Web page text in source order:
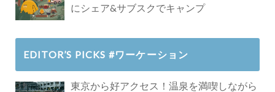
にシェア&サブスクでキャンプ
EDITOR’S PICKS #ワーケーション
東京から好アクセス！温泉を満喫しながら